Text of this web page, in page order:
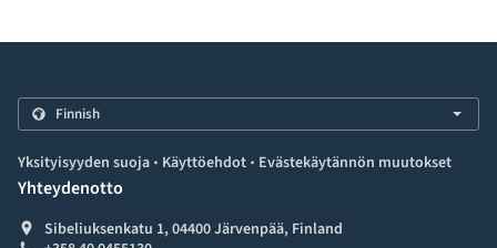
Yksityisyyden suoja . Käyttöehdot . Evästekäytännön muutokset
Yhteydenotto
Sibeliuksenkatu 1, 04400 Järvenpää, Finland